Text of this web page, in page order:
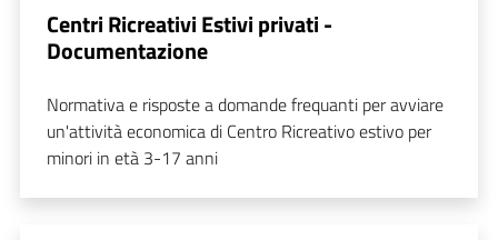
Centri Ricreativi Estivi privati -
Documentazione
Normativa e risposte a domande frequanti per avviare
un'attività economica di Centro Ricreativo estivo per
minori in età 3-17 anni